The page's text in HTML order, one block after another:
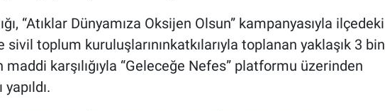
“Atıklar Dünyamıza Oksijen Olsun” kampanyasıyla ilçedeki
toplum kuruluşlarınınkatkılarıyla toplanan yaklaşık 3 bin
maddi karşılığıyla “Geleceğe Nefes” platformu üzerinden